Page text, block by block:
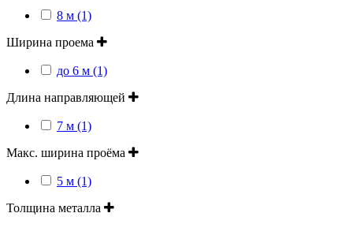
8 м (1)
Ширина проема
до 6 м (1)
Длина направляющей
7 м (1)
Макс. ширина проёма
5 м (1)
Толщина металла